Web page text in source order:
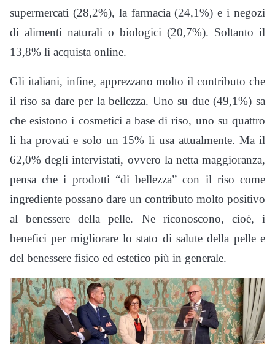
supermercati (28,2%), la farmacia (24,1%) e i negozi
di alimenti naturali o biologici (20,7%). Soltanto il
13,8% li acquista online.
Gli italiani, infine, apprezzano molto il contributo che
il riso sa dare per la bellezza. Uno su due (49,1%) sa
che esistono i cosmetici a base di riso, uno su quattro
li ha provati e solo un 15% li usa attualmente. Ma il
62,0% degli intervistati, ovvero la netta maggioranza,
pensa che i prodotti “di bellezza” con il riso come
ingrediente possano dare un contributo molto positivo
al benessere della pelle. Ne riconoscono, cioè, i
benefici per migliorare lo stato di salute della pelle e
del benessere fisico ed estetico più in generale.